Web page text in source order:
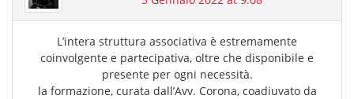
L’intera struttura associativa è estremamente
coinvolgente e partecipativa, oltre che disponibile e
presente per ogni necessità.
la formazione, curata dall’Avv. Corona, coadiuvato da